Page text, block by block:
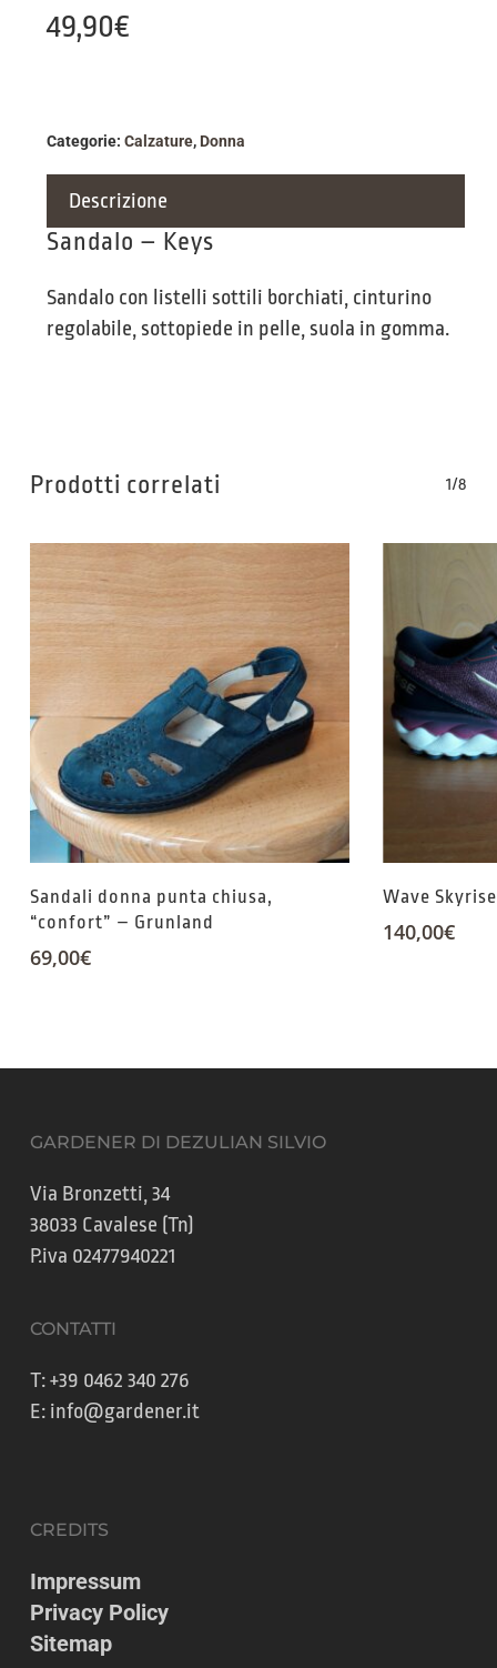
49,90€
Categorie: Calzature, Donna
Descrizione
Sandalo – Keys
Sandalo con listelli sottili borchiati, cinturino
regolabile, sottopiede in pelle, suola in gomma.
Prodotti correlati 1/8
Sandali donna punta chiusa,
“confort” – Grunland
69,00€
Wave
140,00€
GARDENER DI DEZULIAN SILVIO
Via Bronzetti, 34
38033 Cavalese (Tn)
P.iva 02477940221
CONTATTI
T:+39 0462 340 276
E: info@gardener.it
CREDITS
Impressum
Privacy Policy
Sitemap